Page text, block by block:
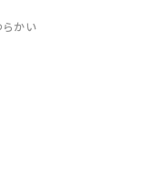
らかい